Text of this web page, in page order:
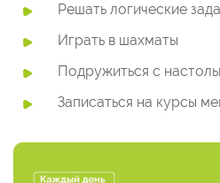
Решать логические
Играть в шахматы
Подружиться с
Записаться на курсы